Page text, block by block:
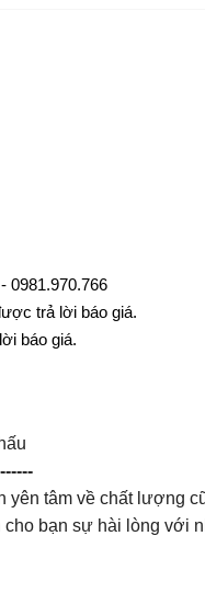
0981.970.766
trả lời báo giá.
báo giá.
tâm về chất lượng
cho bạn sự hài lòng với